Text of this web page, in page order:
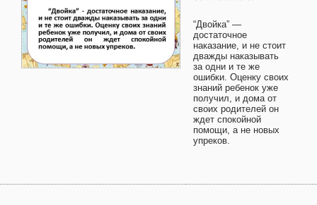
“Двойка” —
достаточное
наказание, и не стоит
дважды наказывать
за одни и те же
ошибки. Оценку своих
знаний ребенок уже
получил, и дома от
своих родителей он
ждет спокойной
помощи, а не новых
упреков.